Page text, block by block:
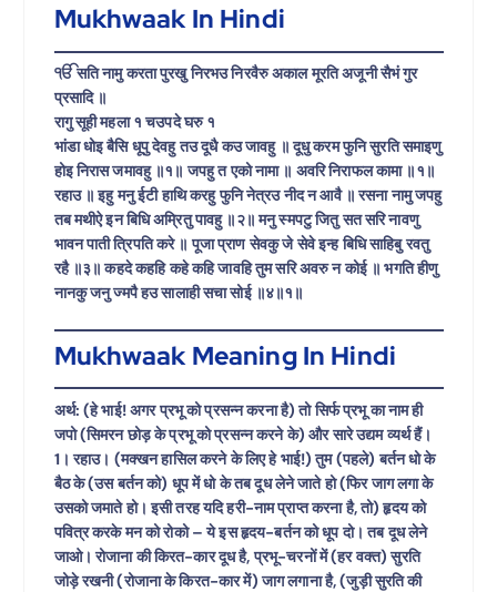
Mukhwaak In Hindi
ੴ सति नामु करता पुरखु निरभउ निरवैरु अकाल मूरति अजूनी सैभं गुर
प्रसादि ॥
रागु सूही महला १ चउपदे घरु १
भांडा धोइ बैसि धूपु देवहु तउ दूधै कउ जावहु ॥ दूधु करम फुनि सुरति समाइणु
होइ निरास जमावहु ॥१॥ जपहु त एको नामा ॥ अवरि निराफल कामा ॥१॥
रहाउ ॥ इहु मनु ईटी हाथि करहु फुनि नेत्रउ नीद न आवै ॥ रसना नामु जपहु
तब मथीऐ इन बिधि अम्रितु पावहु ॥२॥ मनु स्मपटु जितु सत सरि नावणु
भावन पाती त्रिपति करे ॥ पूजा प्राण सेवकु जे सेवे इन्ह बिधि साहिबु रवतु
रहै ॥३॥ कहदे कहहि कहे कहि जावहि तुम सरि अवरु न कोई ॥ भगति हीणु
नानकु जनु ज्मपै हउ सालाही सचा सोई ॥४॥१॥
Mukhwaak Meaning In Hindi
अर्थ: (हे भाई! अगर प्रभू को प्रसन्न करना है) तो सिर्फ प्रभू का नाम ही
जपो (सिमरन छोड़ के प्रभू को प्रसन्न करने के) और सारे उद्यम व्यर्थ हैं।
1। रहाउ। (मक्खन हासिल करने के लिए हे भाई!) तुम (पहले) बर्तन धो के
बैठ के (उस बर्तन को) धूप में धो के तब दूध लेने जाते हो (फिर जाग लगा के
उसको जमाते हो। इसी तरह यदि हरी-नाम प्राप्त करना है, तो) हृदय को
पवित्र करके मन को रोको – ये इस हृदय-बर्तन को धूप दो। तब दूध लेने
जाओ। रोजाना की किरत-कार दूध है, प्रभू-चरनों में (हर वक्त) सुरति
जोड़े रखनी (रोजाना के किरत-कार में) जाग लगाना है, (जुड़ी सुरति की